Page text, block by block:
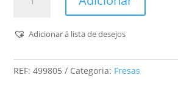
De
Com
Cone
Adicionar á lista de desejos
REF:499805 Categoria: Fresas